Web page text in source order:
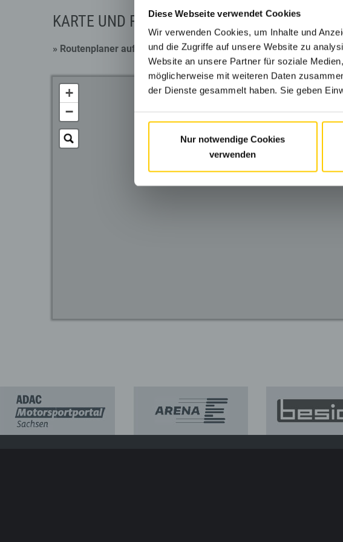
Diese Webseite verwendet Cookies
Wir verwenden Cookies, um Inhalte und
und die Zugriffe auf unsere Website zu
Website an unsere Partner für soziale
möglicherweise mit weiteren Daten
der Dienste gesammelt haben. Sie geben
Nur notwendige Cookies
verwenden
KARTE UND ROUTENPLANER
» Routenplaner aufrufen
+
−